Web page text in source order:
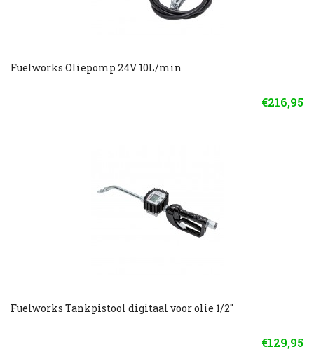
Fuelworks Oliepomp 24V 10L/min
€216,95
Fuelworks Tankpistool digitaal voor olie 1/2''
€129,95